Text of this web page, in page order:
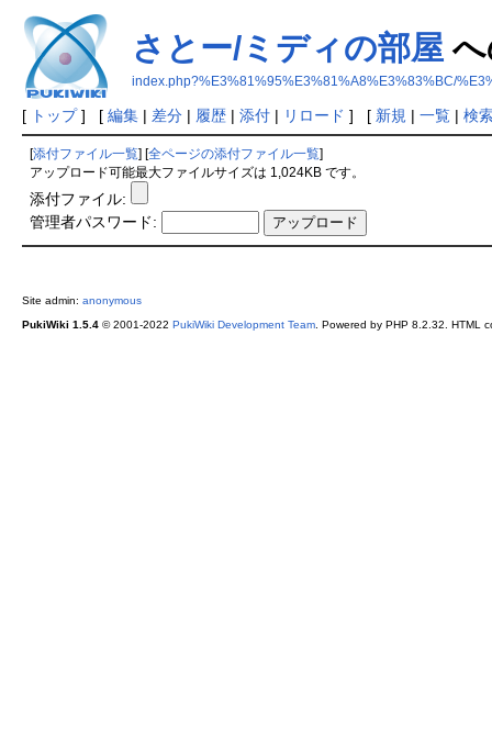
さとー/ミディの部屋
index.php?%E3%81%95%E3%81%A8%E3%83%BC/
[ トップ] [ 編集| 差分| 履歴| 添付| リロード ] [ 新規 | 一覧| 検
添付ファイル一覧 全ページの添付ファイル一覧
アップロード可能最大ファイルサイズは 1,024KB です。
添付ファイル:
管理者パスワード:
Site admin: anonymous
PukiWiki 1.5.4© 2001-2022 PukiWiki Development Team. Powered by PHP 8.2.32. HTML